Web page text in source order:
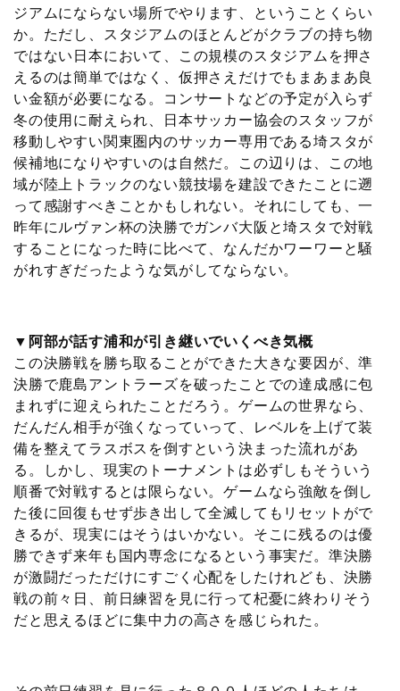
ジアムにならない場所でやります、ということくらい
か。ただし、スタジアムのほとんどがクラブの持ち物
ではない日本において、この規模のスタジアムを押さ
えるのは簡単ではなく、仮押さえだけでもまあまあ良
い金額が必要になる。コンサートなどの予定が入らず
冬の使用に耐えられ、日本サッカー協会のスタッフが
移動しやすい関東圏内のサッカー専用である埼スタが
候補地になりやすいのは自然だ。この辺りは、この地
域が陸上トラックのない競技場を建設できたことに遡
って感謝すべきことかもしれない。それにしても、一
昨年にルヴァン杯の決勝でガンバ大阪と埼スタで対戦
することになった時に比べて、なんだかワーワーと騒
がれすぎだったような気がしてならない。
▼阿部が話す浦和が引き継いでいくべき気概
この決勝戦を勝ち取ることができた大きな要因が、準
決勝で鹿島アントラーズを破ったことでの達成感に包
まれずに迎えられたことだろう。ゲームの世界なら、
だんだん相手が強くなっていって、レベルを上げて装
備を整えてラスボスを倒すという決まった流れがあ
る。しかし、現実のトーナメントは必ずしもそういう
順番で対戦するとは限らない。ゲームなら強敵を倒し
た後に回復もせず歩き出して全滅してもリセットがで
きるが、現実にはそうはいかない。そこに残るのは優
勝できず来年も国内専念になるという事実だ。準決勝
が激闘だっただけにすごく心配をしたけれども、決勝
戦の前々日、前日練習を見に行って杞憂に終わりそう
だと思えるほどに集中力の高さを感じられた。